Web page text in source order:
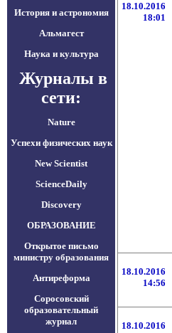
История и астрономия
Альмагест
Наука и культура
Журналы в
сети:
Nature
Успехи физических наук
New Scientist
ScienceDaily
Discovery
ОБРАЗОВАНИЕ
Открытое письмо
министру образования
Антиреформа
Соросовский
образовательный
журнал
18.10.2016
18:01
18.10.2016
14:56
18.10.2016